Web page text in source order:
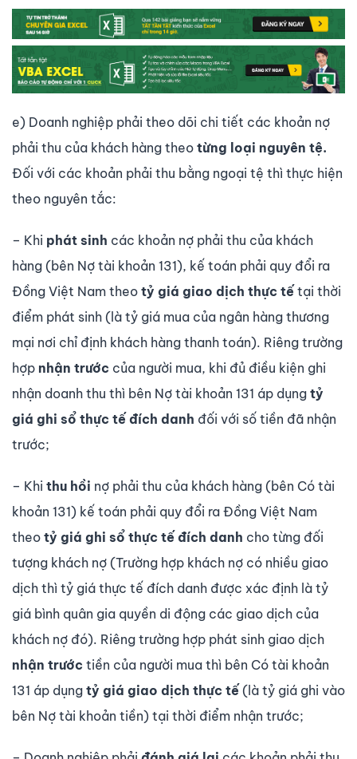
e) Doanh nghiệp phải theo dõi chi tiết các khoản nợ
phải thu của khách hàng theo từng loại nguyên tệ.
Đối với các khoản phải thu bằng ngoại tệ thì thực hiện
theo nguyên tắc:
– Khi phát sinh các khoản nợ phải thu của khách
hàng (bên Nợ tài khoản 131), kế toán phải quy đổi ra
Đồng Việt Nam theo tỷ giá giao dịch thực tế tại thời
điểm phát sinh (là tỷ giá mua của ngân hàng thương
mại nơi chỉ định khách hàng thanh toán). Riêng trường
hợp nhận trước của người mua, khi đủ điều kiện ghi
nhận doanh thu thì bên Nợ tài khoản 131 áp dụng tỷ
giá ghi sổ thực tế đích danh đối với số tiền đã nhận
trước;
– Khi thu hồi nợ phải thu của khách hàng (bên Có tài
khoản 131) kế toán phải quy đổi ra Đồng Việt Nam
theo tỷ giá ghi sổ thực tế đích danh cho từng đối
tượng khách nợ (Trường hợp khách nợ có nhiều giao
dịch thì tỷ giá thực tế đích danh được xác định là tỷ
giá bình quân gia quyền di động các giao dịch của
khách nợ đó). Riêng trường hợp phát sinh giao dịch
nhận trước tiền của người mua thì bên Có tài khoản
131 áp dụng tỷ giá giao dịch thực tế (là tỷ giá ghi vào
bên Nợ tài khoản tiền) tại thời điểm nhận trước;